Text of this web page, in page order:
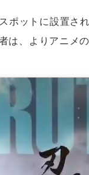
ポットに設置さ
は、よりアニメ